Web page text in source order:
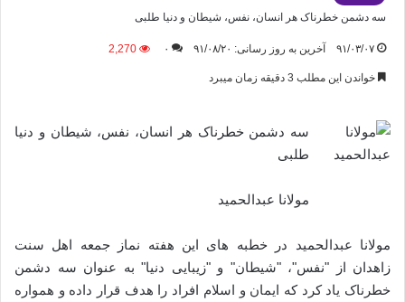
سه دشمن خطرناک هر انسان، نفس، شیطان و دنیا طلبی
۹۱/۰۳/۰۷ آخرین به روز رسانی: ۹۱/۰۸/۲۰ ۰ 2,270
خواندن این مطلب 3 دقیقه زمان میبرد
سه دشمن خطرناک هر انسان، نفس، شیطان و دنیا
طلبی
مولانا عبدالحمید
مولانا عبدالحمید در خطبه های این هفته نماز جمعه اهل سنت
زاهدان از "نفس"، "شیطان" و "زیبایی دنیا" به عنوان سه دشمن
خطرناک یاد کرد که ایمان و اسلام افراد را هدف قرار داده و همواره